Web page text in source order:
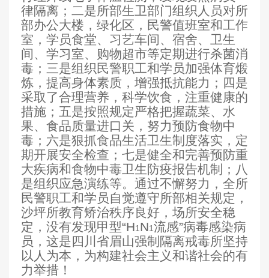
律隔离；二是所部生卫部门组织人员对所
部办公大楼，绿化区，民警值班室和工作
室，学员食堂、习艺车间、宿舍、卫生
间、学习室、购物超市等定期进行杀菌消
毒；三是组织民警职工和学员加强体育煅
炼，提高身体素质，增强抵抗能力；四是
采取了合理营养，科学饮食，注重健康的
措施；五是按照规定严格把握蔬菜、水
果、食品质量进口关，努力预防食物中
毒；六是狠抓食品生活卫生制度落实，定
期开展安全检查；七是健全和完善预防重
大疾病和食物中毒卫生防疫报告机制；八
是组织应急演练等。通过不懈努力，全所
民警职工和学员自觉遵守所部相关规定，
沙坪所教育矫治秩序良好，场所安全稳
定，没有发现甲型“H1 N1流感”病毒感染病
员，这是四川省眉山强制隔离戒毒所坚持
以人为本，为构建社会主义和谐社会的有
力举措！